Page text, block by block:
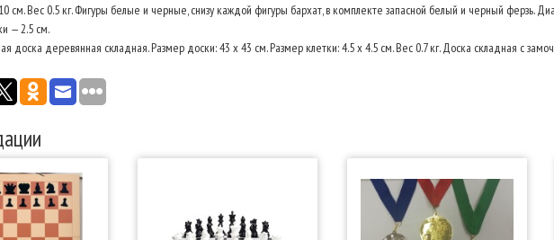
см. Вес 0.5 кг. Фигуры белые и черные, снизу каждой фигуры бархат, в комплекте запасной белый и черный ферзь.
— 2.5 см.
доска деревянная складная. Размер доски: 43 х 43 см. Размер клетки: 4.5 х 4.5 см. Вес 0.7 кг. Доска складная с